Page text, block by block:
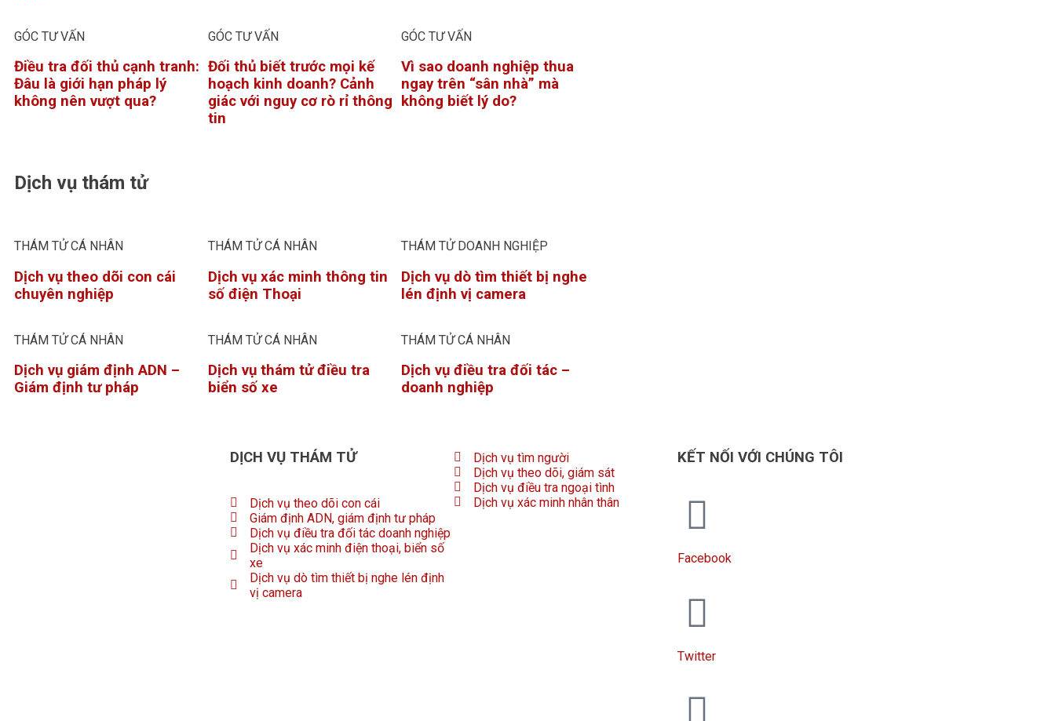
GÓC TƯ VẤN
Điều tra đối thủ cạnh tranh:
Đâu là giới hạn pháp lý
không nên vượt qua?
GÓC TƯ VẤN
Đối thủ biết trước mọi kế
hoạch kinh doanh? Cảnh
giác với nguy cơ rò rỉ thông
tin
GÓC TƯ VẤN
Vì sao doanh nghiệp thua
ngay trên “sân nhà” mà
không biết lý do?
Dịch vụ thám tử
THÁM TỬ CÁ NHÂN
Dịch vụ theo dõi con cái
chuyên nghiệp
THÁM TỬ CÁ NHÂN
Dịch vụ xác minh thông tin
số điện Thoại
THÁM TỬ DOANH NGHIỆP
Dịch vụ dò tìm thiết bị nghe
lén định vị camera
THÁM TỬ CÁ NHÂN
Dịch vụ giám định ADN –
Giám định tư pháp
THÁM TỬ CÁ NHÂN
Dịch vụ thám tử điều tra
biển số xe
THÁM TỬ CÁ NHÂN
Dịch vụ điều tra đối tác –
doanh nghiệp
DỊCH VỤ THÁM TỬ
Dịch vụ theo dõi con cái
Giám định ADN, giám định tư pháp
Dịch vụ điều tra đối tác doanh nghiệp
Dịch vụ xác minh điện thoại, biển số
xe
Dịch vụ dò tìm thiết bị nghe lén định
vị camera
Dịch vụ tìm người
Dịch vụ theo dõi, giám sát
Dịch vụ điều tra ngoại tình
Dịch vụ xác minh nhân thân
KẾT NỐI VỚI CHÚNG TÔI
Facebook
Twitter